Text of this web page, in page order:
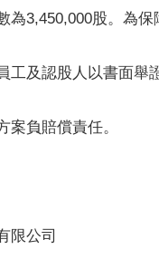
為3,450,000股。為
工及認股人以書面舉
案負賠償責任。
限公司